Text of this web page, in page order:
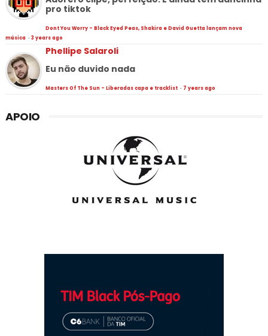
pro tiktok
Dont You Worry - Black Eyed Peas, Shakira e David Guetta lançam nova
música · 3 years ago
Phellipe Salaroli
Eu não duvido nada
Masters Of The Sun - Liberadas capa e tracklist · 7 years ago
APOIO